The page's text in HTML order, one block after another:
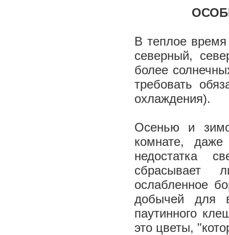
В теплое
северный,
более
требовать
охлаждения).
Осенью и
комнате,
недостатка
сбрасывает
ослабленное
добычей для
паутинного
это цветы,